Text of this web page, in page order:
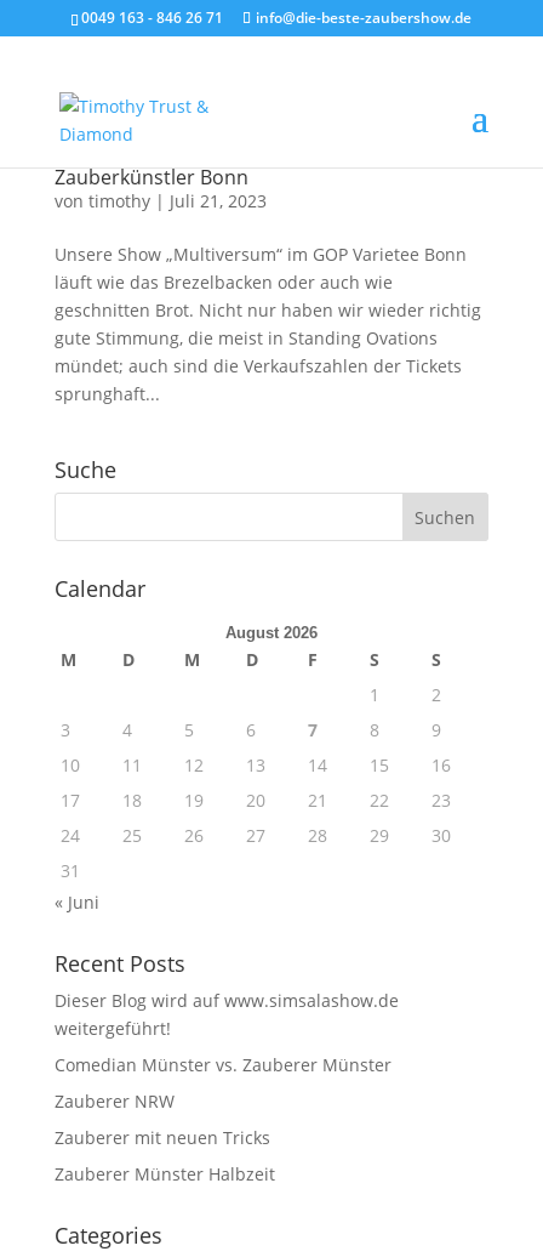
0049 163 - 846 26 71 info@die-beste-zaubershow.de
Zauberkünstler Bonn
von timothy| Juli 21, 2023
Unsere Show „Multiversum“ im GOP Varietee Bonn
läuft wie das Brezelbacken oder auch wie
geschnitten Brot. Nicht nur haben wir wieder richtig
gute Stimmung, die meist in Standing Ovations
mündet; auch sind die Verkaufszahlen der Tickets
sprunghaft...
Suche
Calendar
August 2026
M D M D F S
S
1
2
3
4 5 6 7 8
9
10
11 12 13 14 15
16
17
18 19 20 21 22
23
24
25 26 27 28 29
30
31
« Juni
Recent Posts
Dieser Blog wird auf www.simsalashow.de
weitergeführt!
Comedian Münster vs. Zauberer Münster
Zauberer NRW
Zauberer mit neuen Tricks
Zauberer Münster Halbzeit
Categories